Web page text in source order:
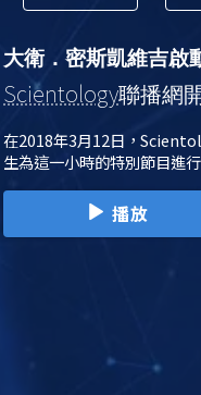
大衛．密斯凱維吉啟
Scientology聯播網
在2018年3月12日，
生為這一小時的特別節目進
播放